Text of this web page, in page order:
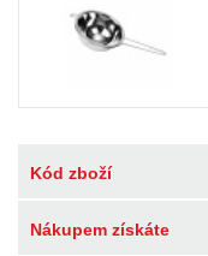
Kód zboží
Nákupem získáte